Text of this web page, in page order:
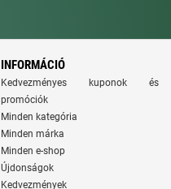
INFORMÁCIÓ
Kedvezményes kuponok és
promóciók
Minden kategória
Minden márka
Minden e-shop
Újdonságok
Kedvezmények